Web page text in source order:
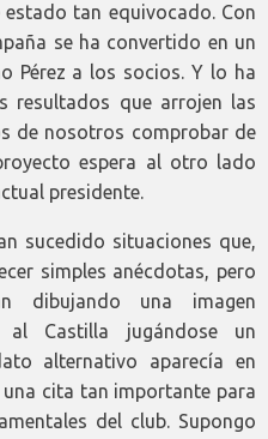
estado tan equivocado. Con
se ha convertido en un
Pérez a los socios. Y lo ha
resultados que arrojen las
de nosotros comprobar de
espera al otro lado
presidente.
sucedido situaciones que,
simples anécdotas, pero
dibujando una imagen
al Castilla jugándose un
alternativo aparecía en
cita tan importante para
del club. Supongo